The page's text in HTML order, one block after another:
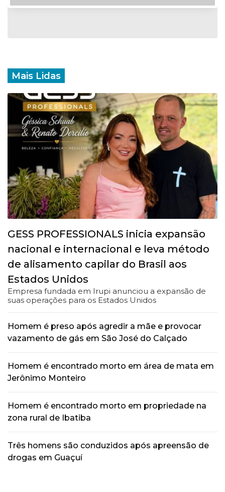
Mais Lidas
GESS PROFESSIONALS inicia expansão
nacional e internacional e leva método
de alisamento capilar do Brasil aos
Estados Unidos
Empresa fundada em Irupi anunciou a expansão de
suas operações para os Estados Unidos
Homem é preso após agredir a mãe e provocar
vazamento de gás em São José do Calçado
Homem é encontrado morto em área de mata em
Jerônimo Monteiro
Homem é encontrado morto em propriedade na
zona rural de Ibatiba
Três homens são conduzidos após apreensão de
drogas em Guaçuí